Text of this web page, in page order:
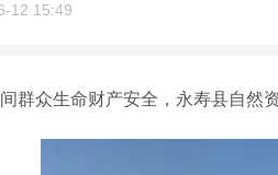
12 15:49
群众生命财产安全，永寿县自然